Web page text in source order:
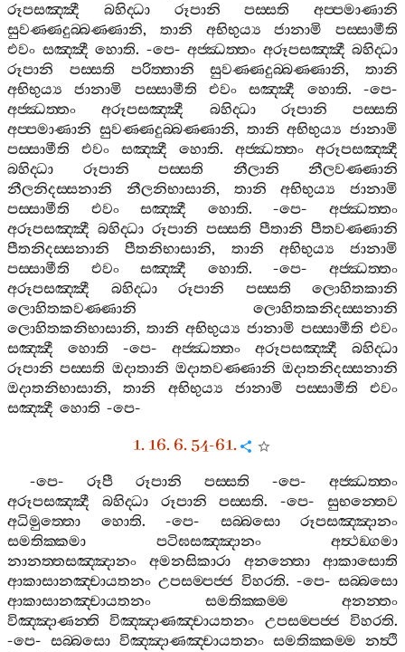
රූපසඤ‍්ඤී
බහිද‍්ධා රූපානි පස‍්සති
අප‍්පමාණානි
සුවණ‍්ණදුබ‍්බණ‍්ණානි, තානි අභිභුය්‍ය ජානාමි
පස‍්සාමීති
එවං සඤ‍්ඤී හොති. -පෙ- අජ‍්ඣත‍්තං අරූපසඤ‍්ඤී බහිද‍්ධා
රූපානි
පස‍්සති පරිත‍්තානි සුවණ‍්ණදුබ‍්බණ‍්ණානි, තානි
අභිභුය්‍ය
ජානාමි පස‍්සාමීති එවං සඤ‍්ඤී හොති. -පෙ-
අජ‍්ඣත‍්තං
අරූපසඤ‍්ඤී බහිද‍්ධා රූපානි
පස‍්සති
අප‍්පමාණානි සුවණ‍්ණදුබ‍්බණ‍්ණානි, තානි අභිභුය්‍ය ජානාමි
පස‍්සාමීති
එවං සඤ‍්ඤී හොති. අජ‍්ඣත‍්තං
අරූපසඤ‍්ඤී
බහිද‍්ධා
රූපානි පස‍්සති නීලානි
නීලවණ‍්ණානි
නීලනිදස‍්සනානි
නීලනිභාසානි, තානි අභිභුය්‍ය
ජානාමි
පස‍්සාමීති
එවං සඤ‍්ඤී හොති. -පෙ-අජ‍්ඣත‍්තං
අරූපසඤ‍්ඤී බහිද‍්ධා රූපානි පස‍්සති පීතානි පීතවණ‍්ණානි
පීතනිදස‍්සනානි
පීතනිභාසානි, තානි අභිභුය්‍ය
ජානාමි
පස‍්සාමීති
එවං සඤ‍්ඤී හොති. -පෙ-අජ‍්ඣත‍්තං
අරූපසඤ‍්ඤී
බහිද‍්ධා රූපානි පස‍්සති
ලොහිතකානි
ලොහිතකවණ‍්ණානි
ලොහිතකනිදස‍්සනානි
ලොහිතකනිභාසානි, තානි අභිභුය්‍ය ජානාමි පස‍්සාමීති එවං
සඤ‍්ඤී
හොති -පෙ- අජ‍්ඣත‍්තං අරූපසඤ‍්ඤී
බහිද‍්ධා
රූපානි පස‍්සති ඔදාතානි ඔදාතවණ‍්ණානි ඔදාතනිදස‍්සනානි
ඔදාතනිභාසානි,තානි අභිභුය්‍ය ජානාමි පස‍්සාමීති
එවං
සඤ‍්ඤී හොති -පෙ-
1. 16. 6. 54-61.
-පෙ- රූපී රූපානි පස‍්සති -පෙ-අජ‍්ඣත‍්තං
අරූපසඤ‍්ඤී
බහිද‍්ධා රූපානි පස‍්සති. -පෙ-සුභන‍්තෙව
අධිමුත‍්තො
හොති. -පෙ- සබ‍්බසො
රූපසඤ‍්ඤානං
සමතික‍්කමා
පටිඝසඤ‍්ඤානං
අත්‍ථඞ‍්ගමා
නානත‍්තසඤ‍්ඤානං
අමනසිකාරා අනන‍්තො
ආකාසොති
ආකාසානඤ‍්චායතනං උපසම‍්පජ‍්ජ විහරති. -පෙ- සබ‍්බසො
ආකාසානඤ‍්චායතනං
සමතික‍්කම‍්ම
අනන‍්තං
විඤ‍්ඤාණන‍්ති
විඤ‍්ඤාණඤ‍්චායතනං උපසම‍්පජ‍්ජ විහරති.
-පෙ- සබ‍්බසො විඤ‍්ඤාණඤ‍්චායතනං සමතික‍්කම‍්ම නත්‍ථි